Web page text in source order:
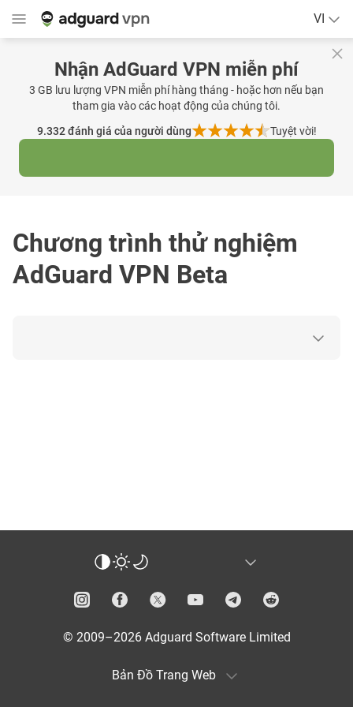
VI
Nhận AdGuard VPN miễn phí
3 GB lưu lượng VPN miễn phí hàng tháng - hoặc hơn nếu bạn
tham gia vào các hoạt động của chúng tôi.
9.332đánh giá của người dùng Tuyệt vời!
Chương trình thử nghiệm
AdGuard VPN Beta
© 2009–2026 Adguard Software Limited
Bản Đồ Trang Web